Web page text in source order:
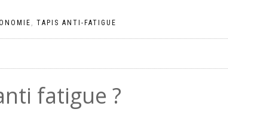
, TAPIS ANTI-FATIGUE
fatigue ?